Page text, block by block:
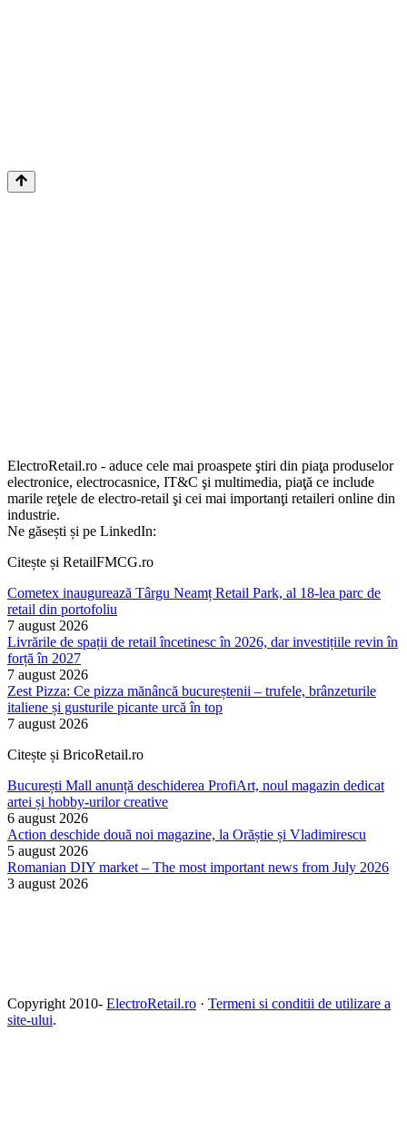
ElectroRetail.ro - aduce cele mai proaspete ştiri din piaţa produselor
electronice, electrocasnice, IT&C şi multimedia, piaţă ce include
marile reţele de electro-retail şi cei mai importanţi retaileri online din
industrie.
Ne găsești și pe LinkedIn:
Citește și RetailFMCG.ro
Cometex inaugurează Târgu Neamț Retail Park, al 18-lea parc de
retail din portofoliu
7 august 2026
Livrările de spații de retail încetinesc în 2026, dar investițiile revin în
forță în 2027
7 august 2026
Zest Pizza: Ce pizza mănâncă bucureștenii – trufele, brânzeturile
italiene și gusturile picante urcă în top
7 august 2026
Citește și BricoRetail.ro
București Mall anunță deschiderea ProfiArt, noul magazin dedicat
artei și hobby-urilor creative
6 august 2026
Action deschide două noi magazine, la Orăștie și Vladimirescu
5 august 2026
Romanian DIY market – The most important news from July 2026
3 august 2026
Copyright 2010- ElectroRetail.ro · Termeni si conditii de utilizare a
site-ului.